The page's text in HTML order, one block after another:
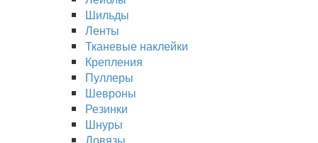
Шильды
Ленты
Тканевые наклейки
Крепления
Пуллеры
Шевроны
Резинки
Шнуры